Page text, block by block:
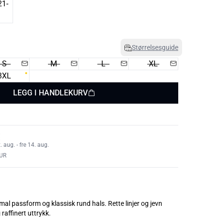
Størrelsesguide
S M L
XL
LEGG I HANDLEKURV
aug. - fre 14. aug.
passform og klassisk rund hals. Rette linjer og jevn
raffinert uttrykk.